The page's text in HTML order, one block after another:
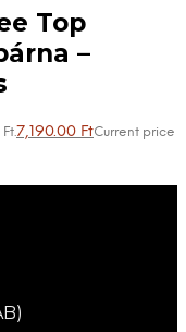
Top
–
7,190.00 FtCurrent price